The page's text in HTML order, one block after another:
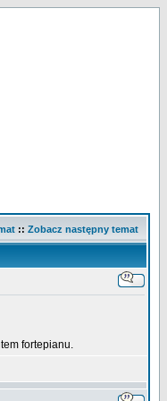
:: Zobacz następny temat
fortepianu.